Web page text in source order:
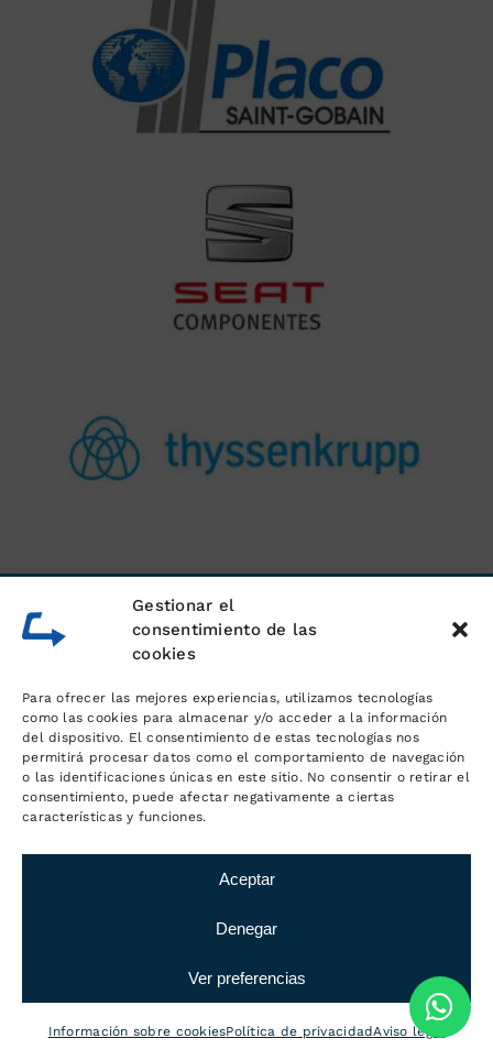
Gestionar el
consentimiento de las
cookies
Para ofrecer las mejores experiencias, utilizamos tecnologías
como las cookies para almacenar y/o acceder a la información
del dispositivo. El consentimiento de estas tecnologías nos
permitirá procesar datos como el comportamiento de navegación
o las identificaciones únicas en este sitio. No consentir o retirar el
consentimiento, puede afectar negativamente a ciertas
características y funciones.
Aceptar
Denegar
Ver preferencias
Información sobre cookiesPolítica de privacidadAviso legal